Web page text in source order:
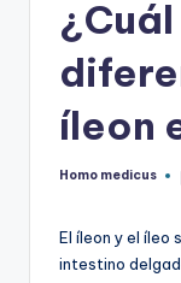
íleon
Publicado
Homo medicus
El íleon y el íleo
intestino